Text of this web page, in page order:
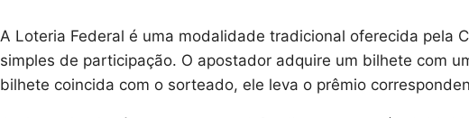
A Loteria Federal é uma modalidade tradicional oferecida pela
simples de participação. O apostador adquire um bilhete com
bilhete coincida com o sorteado, ele leva o prêmio